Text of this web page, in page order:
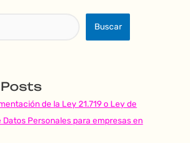
Buscar
Posts
de la Ley 21.719 o Ley de
Personales para empresas en